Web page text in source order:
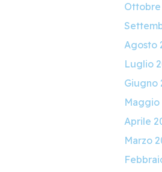
Agosto
Luglio
Giugno
Maggio
Aprile
Marzo